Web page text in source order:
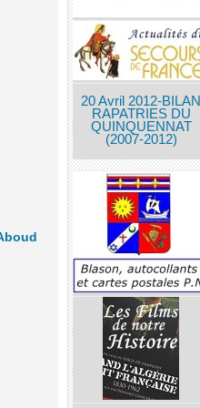
20 Avril 2012-BILAN
RAPATRIES DU
QUINQUENNAT
(2007-2012)